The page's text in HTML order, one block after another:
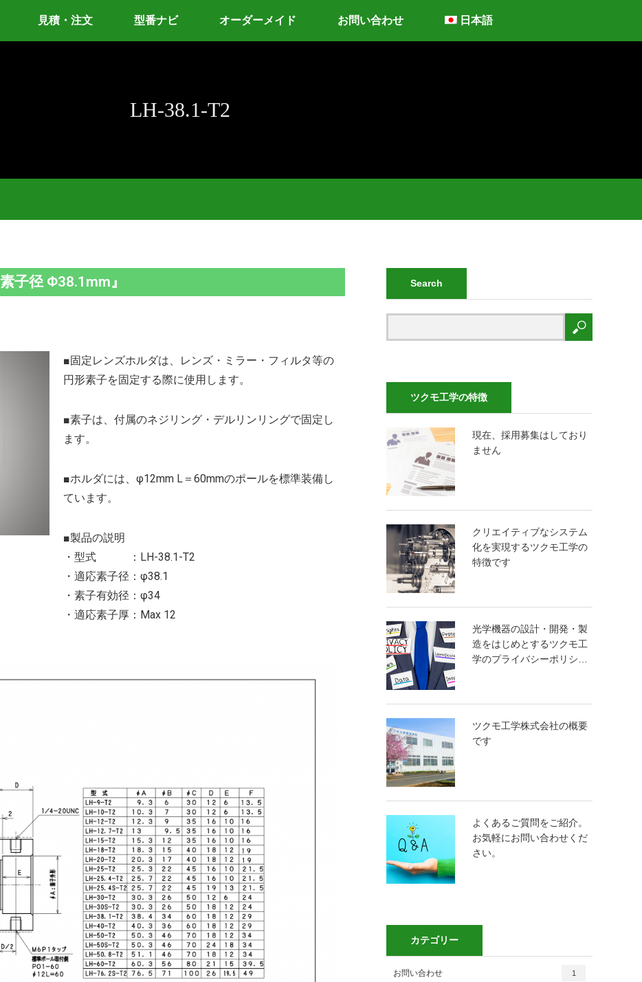
見積・注文 型番ナビ オーダーメイド お問い合わせ 日本語
LH-38.1-T2
子径 Φ38.1mm』
■固定レンズホルダは、レンズ・ミラー・フィルタ等の
円形素子を固定する際に使用します。
■素子は、付属のネジリング・デルリンリングで固定し
ます。
■ホルダには、φ12mm L＝60mmのポールを標準装備し
ています。
■製品の説明
・型式 ：LH-38.1-T2
・適応素子径：φ38.1
・素子有効径：φ34
・適応素子厚：Max 12
Search
ツクモ工学の特徴
現在、採用募集はしており
ません
クリエイティブなシステム
化を実現するツクモ工学の
特徴です
光学機器の設計・開発・製
造をはじめとするツクモ工
学のプライバシーポリシ…
ツクモ工学株式会社の概要
です
よくあるご質問をご紹介。
お気軽にお問い合わせくだ
さい。
カテゴリー
お問い合わせ 1